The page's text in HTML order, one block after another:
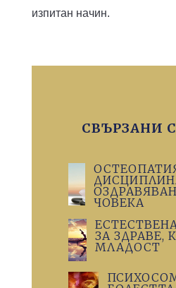
изпитан начин.
СВЪРЗАНИ
ЧОВЕКА
ЗА ЗДРАВЕ,
МЛАДОСТ